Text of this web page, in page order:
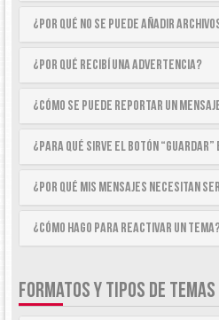
¿Por qué no se puede añadir
¿Por qué recibí una advertencia?
¿Cómo se puede reportar un
¿Para qué sirve el botón
¿Por qué mis mensajes necesitan
¿Cómo hago para reactivar un
FORMATOS Y TIPOS DE TEMAS